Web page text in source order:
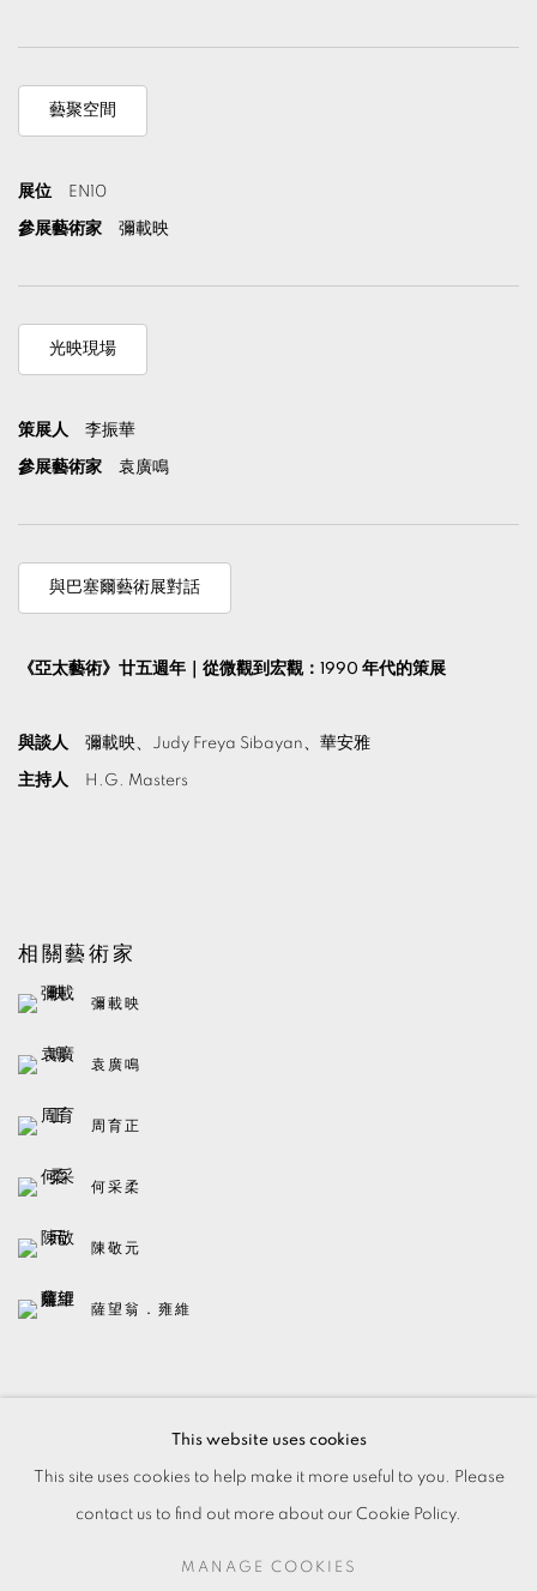
藝聚空間
展位 EN10
參展藝術家 彌載映
光映現場
策展人 李振華
參展藝術家 袁廣鳴
與巴塞爾藝術展對話
《亞太藝術》廿五週年｜從微觀到宏觀：1990 年代的策展
與談人 彌載映、Judy Freya Sibayan、華安雅
主持人 H.G. Masters
相關藝術家
彌載映
袁廣鳴
周育正
何采柔
陳敬元
薩望翁．雍維
BACK TO ART FAIRS
This website uses cookies
This site uses cookies to help make it more useful to you. Please
contact us to find out more about our Cookie Policy.
MANAGE COOKIES